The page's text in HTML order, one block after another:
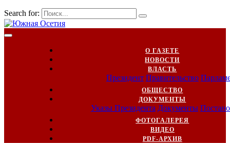
Search for:
О ГАЗЕТЕ
НОВОСТИ
ВЛАСТЬ
Президент Правительство
ОБЩЕСТВО
ДОКУМЕНТЫ
Указы Президента Документы
ФОТОГАЛЕРЕЯ
ВИДЕО
PDF-АРХИВ